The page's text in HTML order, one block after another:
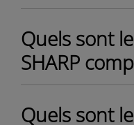
Quels sont
SHARP
Quels sont